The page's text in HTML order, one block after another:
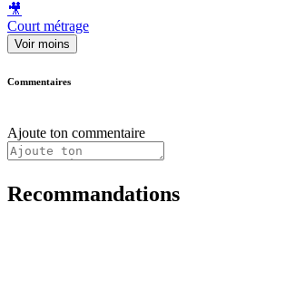
🎥
Court métrage
Voir moins
Commentaires
Ajoute ton commentaire
Recommandations